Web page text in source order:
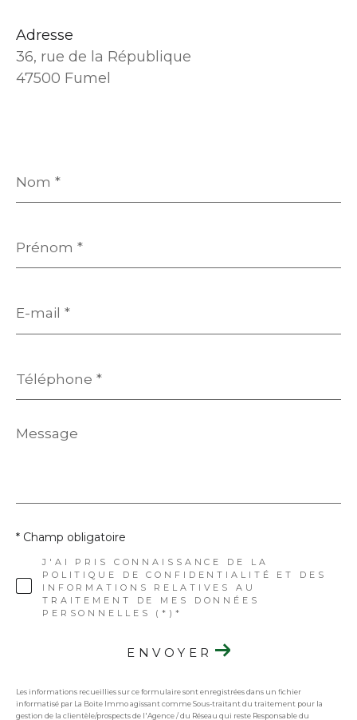
Adresse
36, rue de la République
47500 Fumel
*
*
mail
*
*
Message
*
J'AI PRIS CONNAISSANCE DE LA
POLITIQUE DE CONFIDENTIALITÉ ET DES
INFORMATIONS RELATIVES AU
TRAITEMENT DE MES DONNÉES
PERSONNELLES (*)*
* Champ obligatoire
ENVOYER
Les informations recueillies sur ce formulaire sont enregistrées dans un fichier
informatisé par La Boite Immo agissant comme Sous-traitant du traitement pour la
gestion de la clientèle/prospects de l'Agence / du Réseau qui reste Responsable du